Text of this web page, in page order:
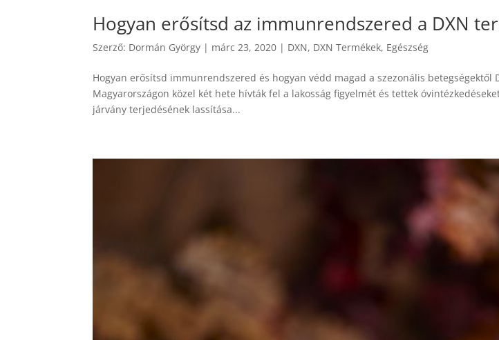
Hogyan erősítsd az immunrendszered a DXN
Szerző: Dormán György | márc 23, 2020 | DXN, DXN Termékek, Egészség
Hogyan erősítsd immunrendszered és hogyan védd magad a szezonális betegségektől
Magyarországon közel két hete hívták fel a lakosság figyelmét és tettek
járvány terjedésének lassítása...